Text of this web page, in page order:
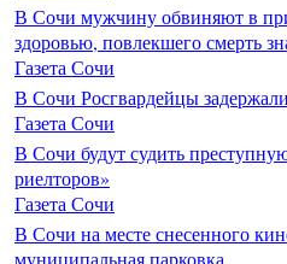
В Сочи мужчину обвиняют в
здоровью, повлекшего смерть
Газета Сочи
В Сочи Росгвардейцы
Газета Сочи
В Сочи будут судить
риелторов»
Газета Сочи
В Сочи на месте снесенного
муниципальная парковка